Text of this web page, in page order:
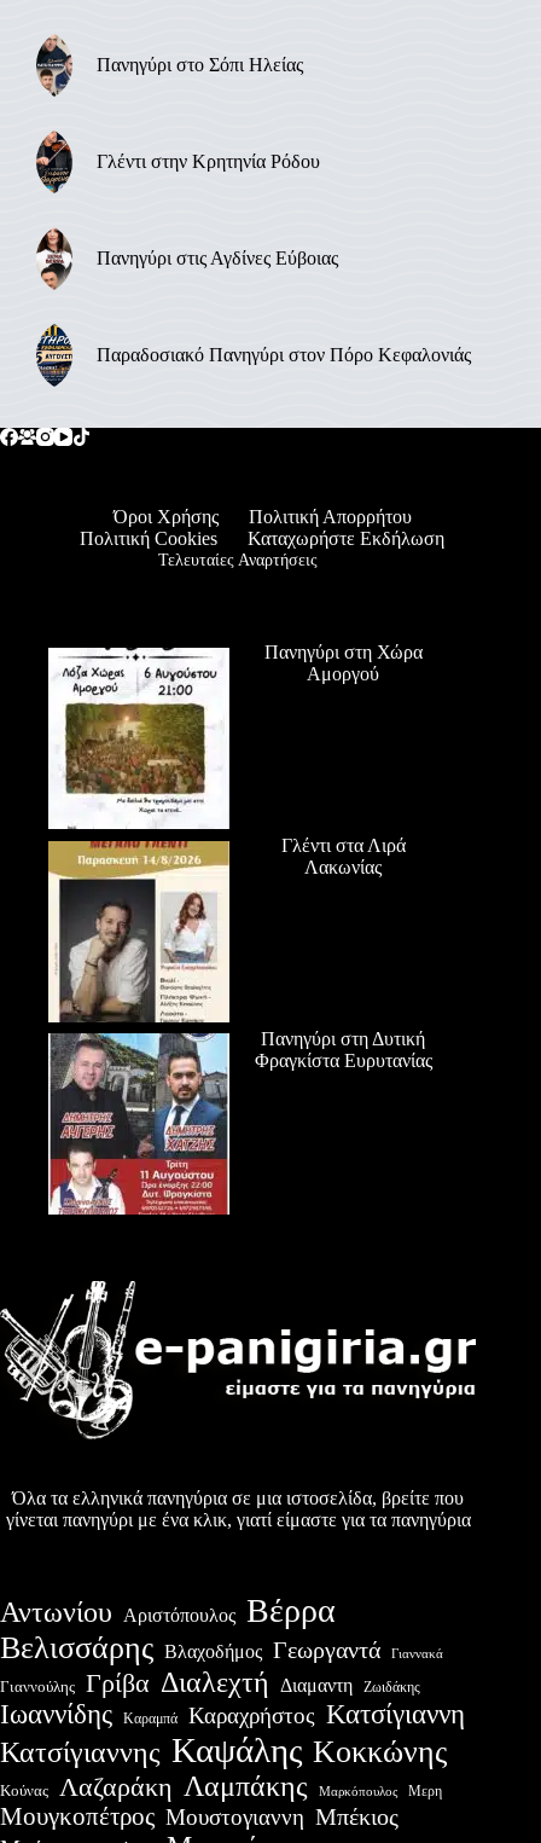
Πανηγύρι στο Σόπι Ηλείας
Γλέντι στην Κρητηνία Ρόδου
Πανηγύρι στις Αγδίνες Εύβοιας
Παραδοσιακό Πανηγύρι στον Πόρο Κεφαλονιάς
Όροι Χρήσης
Πολιτική Απορρήτου
Πολιτική Cookies
Καταχωρήστε Εκδήλωση
Τελευταίες Αναρτήσεις
Πανηγύρι στη Χώρα
Αμοργού
Γλέντι στα Λιρά
Λακωνίας
Πανηγύρι στη Δυτική
Φραγκίστα Ευρυτανίας
Όλα τα ελληνικά πανηγύρια σε μια ιστοσελίδα, βρείτε που
γίνεται πανηγύρι με ένα κλικ, γιατί είμαστε για τα πανηγύρια
Αντωνίου Αριστόπουλος Βέρρα
Βελισσάρης Βλαχοδήμος Γεωργαντά Γιαννακά
Γιαννούλης Γρίβα Διαλεχτή Διαμαντη Ζωιδάκης
Ιωαννίδης Καραμπά Καραχρήστος Κατσίγιαννη
Κατσίγιαννης Καψάλης Κοκκώνης
Κούνας Λαζαράκη Λαμπάκης Μαρκόπουλος Μερη
Μουγκοπέτρος Μουστογιαννη Μπέκιος